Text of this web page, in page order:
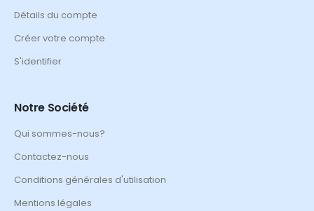
Détails du compte
Créer votre compte
S'identifier
Notre Société
Qui sommes-nous?
Contactez-nous
Conditions générales d'utilisation
Mentions légales